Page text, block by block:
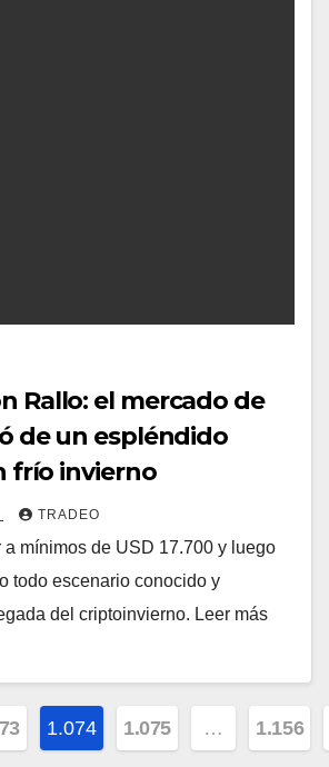
Rallo: el mercado de
de un espléndido
frío invierno
TRADEO
a mínimos de USD 17.700 y luego
todo escenario conocido y
del criptoinvierno. Leer más
1.074 1.075 … 1.156